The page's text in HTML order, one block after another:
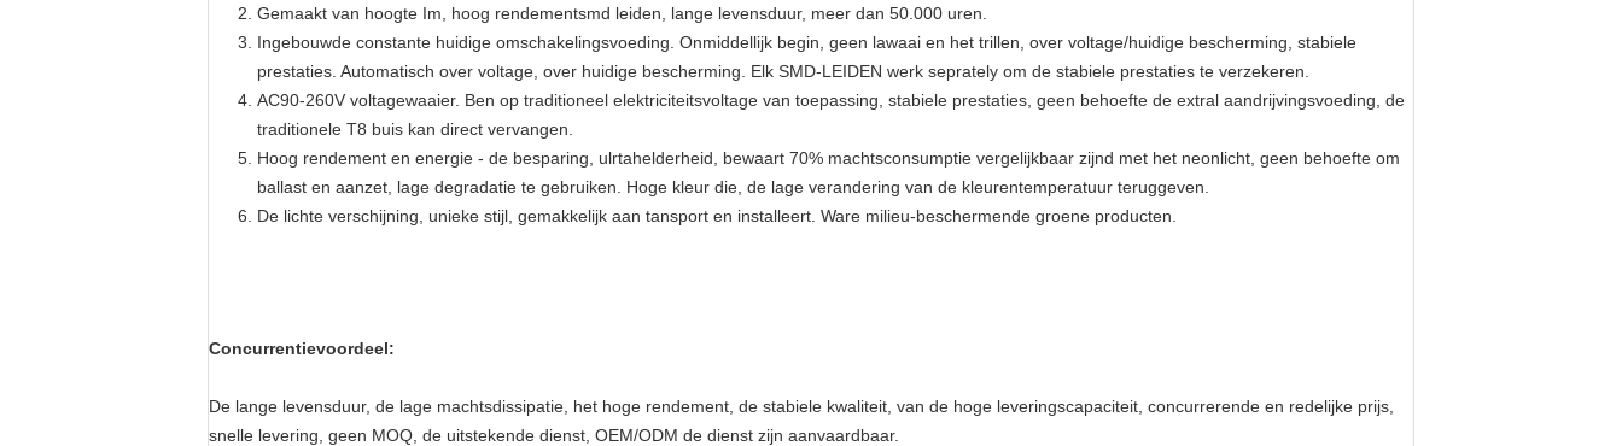
Gemaakt van hoogte Im, hoog rendementsmd leiden, lange levensduur, meer dan 50.000 uren.
Ingebouwde constante huidige omschakelingsvoeding. Onmiddellijk begin, geen lawaai en het trillen, over voltage/huidige bescherming, stabiele
prestaties. Automatisch over voltage, over huidige bescherming. Elk SMD-LEIDEN werk seprately om de stabiele prestaties te verzekeren.
AC90-260V voltagewaaier. Ben op traditioneel elektriciteitsvoltage van toepassing, stabiele prestaties, geen behoefte de extral aandrijvingsvoeding, de
traditionele T8 buis kan direct vervangen.
Hoog rendement en energie - de besparing, ulrtahelderheid, bewaart 70% machtsconsumptie vergelijkbaar zijnd met het neonlicht, geen behoefte om
ballast en aanzet, lage degradatie te gebruiken. Hoge kleur die, de lage verandering van de kleurentemperatuur teruggeven.
De lichte verschijning, unieke stijl, gemakkelijk aan tansport en installeert. Ware milieu-beschermende groene producten.
Concurrentievoordeel:
De lange levensduur, de lage machtsdissipatie, het hoge rendement, de stabiele kwaliteit, van de hoge leveringscapaciteit, concurrerende en redelijke prijs,
snelle levering, geen MOQ, de uitstekende dienst, OEM/ODM de dienst zijn aanvaardbaar.